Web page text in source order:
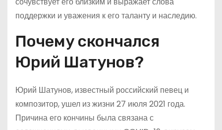
поддержки и уважения к его таланту и наследию.
Почему скончался
Юрий Шатунов?
Юрий Шатунов, известный российский певец и
композитор, ушел из жизни 27 июля 2021 года.
Причина его кончины была связана с